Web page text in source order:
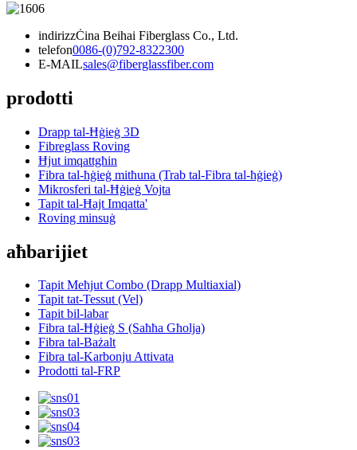
indirizzĊina Beihai Fiberglass Co., Ltd.
telefon0086-(0)792-8322300
E-MAILsales@fiberglassfiber.com
prodotti
Drapp tal-Ħġieġ 3D
Fibreglass Roving
Ħjut imqattgħin
Fibra tal-ħġieġ mitħuna (Trab tal-Fibra tal-ħġieġ)
Mikrosferi tal-Ħġieġ Vojta
Tapit tal-Ħajt Imqatta'
Roving minsuġ
aħbarijiet
Tapit Meħjut Combo (Drapp Multiaxial)
Tapit tat-Tessut (Vel)
Tapit bil-labar
Fibra tal-Ħġieġ S (Saħħa Għolja)
Fibra tal-Bażalt
Fibra tal-Karbonju Attivata
Prodotti tal-FRP